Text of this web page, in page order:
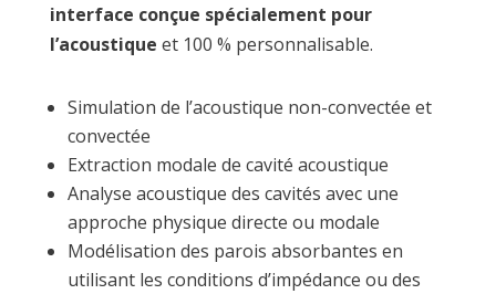
interface conçue spécialement pour
l’acoustique et 100 % personnalisable.
Simulation de l’acoustique non-convectée et
convectée
Extraction modale de cavité acoustique
Analyse acoustique des cavités avec une
approche physique directe ou modale
Modélisation des parois absorbantes en
utilisant les conditions d’impédance ou des